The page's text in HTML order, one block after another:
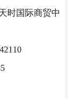
时国际商贸中